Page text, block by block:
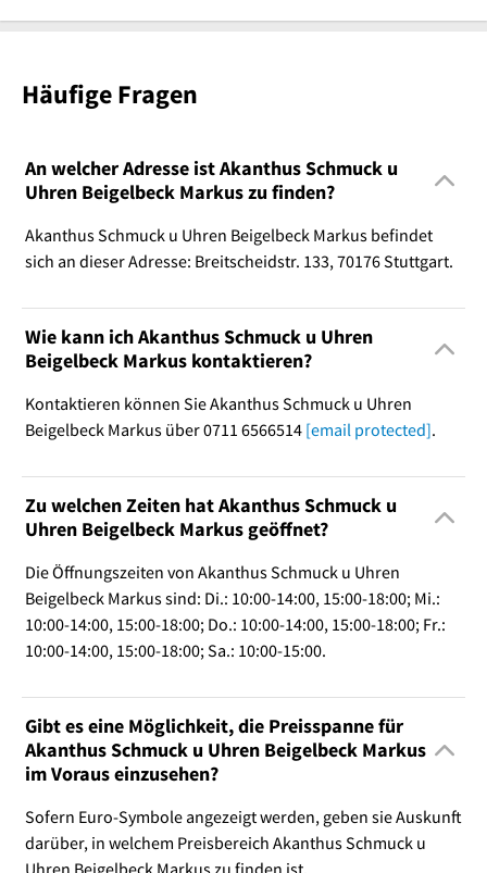
Häufige Fragen
An welcher Adresse ist Akanthus Schmuck u
Uhren Beigelbeck Markus zu finden?
Akanthus Schmuck u Uhren Beigelbeck Markus befindet
sich an dieser Adresse: Breitscheidstr. 133, 70176 Stuttgart.
Wie kann ich Akanthus Schmuck u Uhren
Beigelbeck Markus kontaktieren?
Kontaktieren können Sie Akanthus Schmuck u Uhren
Beigelbeck Markus über 0711 6566514 [email protected].
Zu welchen Zeiten hat Akanthus Schmuck u
Uhren Beigelbeck Markus geöffnet?
Die Öffnungszeiten von Akanthus Schmuck u Uhren
Beigelbeck Markus sind: Di.: 10:00-14:00, 15:00-18:00; Mi.:
10:00-14:00, 15:00-18:00; Do.: 10:00-14:00, 15:00-18:00; Fr.:
10:00-14:00, 15:00-18:00; Sa.: 10:00-15:00.
Gibt es eine Möglichkeit, die Preisspanne für
Akanthus Schmuck u Uhren Beigelbeck Markus
im Voraus einzusehen?
Sofern Euro-Symbole angezeigt werden, geben sie Auskunft
darüber, in welchem Preisbereich Akanthus Schmuck u